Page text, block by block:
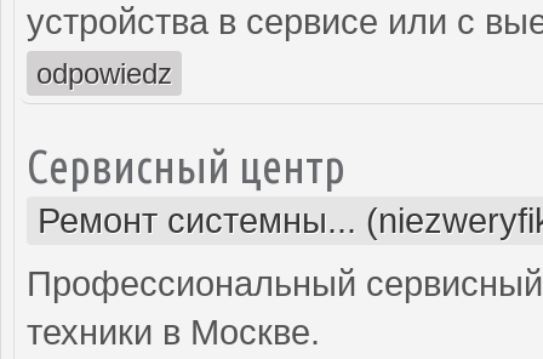
устройства в сервисе или с
odpowiedz
Сервисный центр
Ремонт системны...
Профессиональный
техники в Москве.